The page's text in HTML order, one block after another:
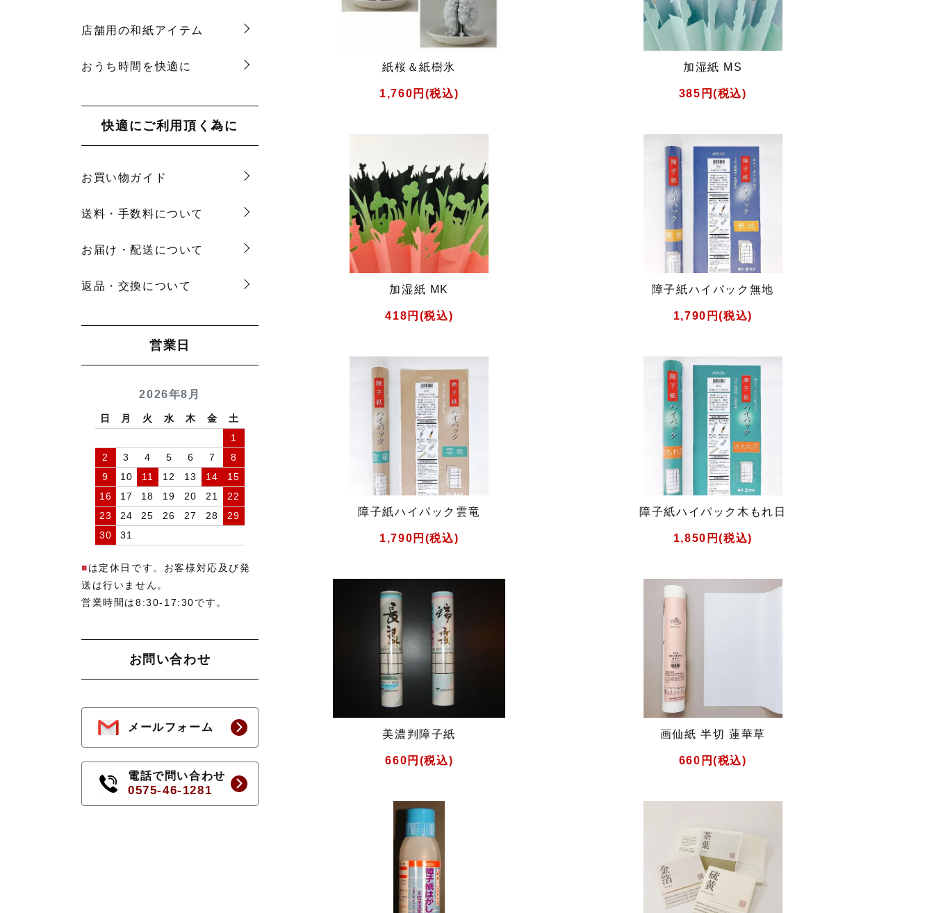
店舗用の和紙アイテム
おうち時間を快適に
快適にご利用頂く為に
お買い物ガイド
送料・手数料について
お届け・配送について
返品・交換について
営業日
2026年8月
日 月 火 水 木 金
土
1
2
3 4 5 6 7
8
9
10 11 12 13 14
15
16
17 18 19 20 21
22
23
24 25 26 27 28
29
30
31
■は定休日です。お客様対応及び発
送は行いません。
営業時間は8:30-17:30です。
お問い合わせ
メールフォーム
電話で問い合わせ
0575-46-1281
紙桜＆紙樹氷
1,760円(税込)
加湿紙 MS
385円(税込)
加湿紙 MK
418円(税込)
障子紙ハイパック無地
1,790円(税込)
障子紙ハイパック雲竜
1,790円(税込)
障子紙ハイパック木もれ日
1,850円(税込)
美濃判障子紙
660円(税込)
画仙紙 半切 蓮華草
660円(税込)